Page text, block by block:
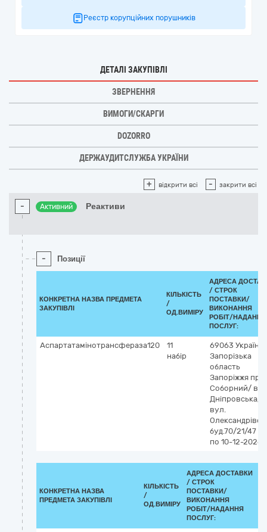
Реєстр корупційних порушників
ДЕТАЛІ ЗАКУПІВЛІ
ЗВЕРНЕННЯ
ВИМОГИ/СКАРГИ
DOZORRO
ДЕРЖАУДИТСЛУЖБА УКРАЇНИ
+ відкрити всі - закрити всі
- Активний Реактиви
- Позиції
КОНКРЕТНА НАЗВА ПРЕДМЕТА
ЗАКУПІВЛІ
КІЛЬКІСТЬ
/
ОД.ВИМІРУ
АДРЕСА
/ СТРОК
ПОСТАВКИ/
ВИКОНАННЯ
РОБІТ/НАДАННЯ
ПОСЛУГ:
Аспартатамінотрансфераза120
11
набір
69063 Україна
Запорізька
область
Запоріжжя пр.
Соборний/
Дніпровська/
вул.
буд.70/21/47
по 10-12-2026
КОНКРЕТНА НАЗВА
ПРЕДМЕТА ЗАКУПІВЛІ
КІЛЬКІСТЬ
/
ОД.ВИМІРУ
АДРЕСА ДОСТАВКИ
/ СТРОК
ПОСТАВКИ/
ВИКОНАННЯ
РОБІТ/НАДАННЯ
ПОСЛУГ: